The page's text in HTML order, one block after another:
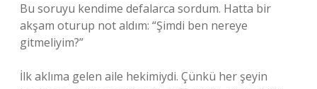
Bu soruyu kendime defalarca sordum. Hatta bir
akşam oturup not aldım: “Şimdi ben nereye
gitmeliyim?”
İlk aklıma gelen aile hekimiydi. Çünkü her şeyin